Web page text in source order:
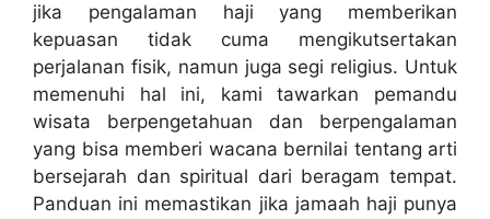
jika pengalaman haji yang memberikan
kepuasan tidak cuma mengikutsertakan
perjalanan fisik, namun juga segi religius. Untuk
memenuhi hal ini, kami tawarkan pemandu
wisata berpengetahuan dan berpengalaman
yang bisa memberi wacana bernilai tentang arti
bersejarah dan spiritual dari beragam tempat.
Panduan ini memastikan jika jamaah haji punya